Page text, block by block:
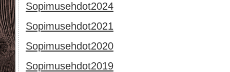
Sopimusehdot2024
Sopimusehdot2021
Sopimusehdot2020
Sopimusehdot2019